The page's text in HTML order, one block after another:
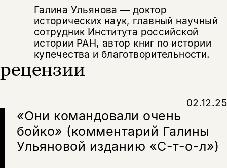
Галина Ульянова — доктор
исторических наук, главный научный
сотрудник Института российской
истории РАН, автор книг по истории
купечества и благотворительности.
рецензии
«Они командовали очень
бойко» (комментарий Галины
Ульяновой изданию «С-т-о-л»)
02.12.25